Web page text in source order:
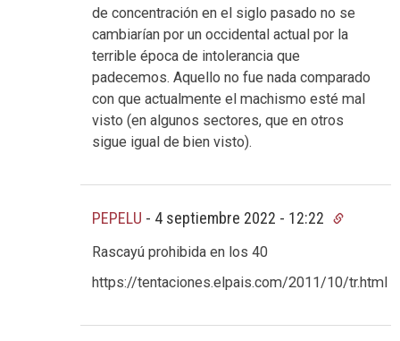
de concentración en el siglo pasado no se
cambiarían por un occidental actual por la
terrible época de intolerancia que
padecemos. Aquello no fue nada comparado
con que actualmente el machismo esté mal
visto (en algunos sectores, que en otros
sigue igual de bien visto).
PEPELU - 4 septiembre 2022 - 12:22
Rascayú prohibida en los 40
https://tentaciones.elpais.com/2011/10/tr.html